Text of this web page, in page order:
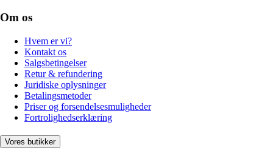
Om os
Hvem er vi?
Kontakt os
Salgsbetingelser
Retur & refundering
Juridiske oplysninger
Betalingsmetoder
Priser og forsendelsesmuligheder
Fortrolighedserklæring
Vores butikker